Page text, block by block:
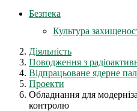
Безпека
Культура
Діяльність
Поводження з
Відпрацьоване ядерне
Проекти
Обладнання для
контролю